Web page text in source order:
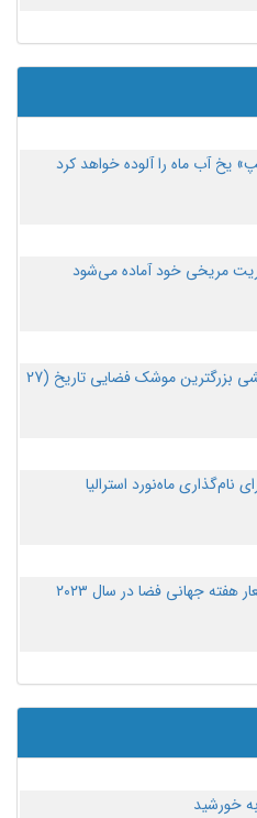
یخ آب ماه را آلوده خواهد کرد
مریخی خود آماده می‌شود
در دومین پرتاب آزمایشی بزرگترین موشک فضایی تاریخ (27
نام‌گذاری ماه‌نورد استرالیا
هفته جهانی فضا در سال ۲۰۲۳
خورشید